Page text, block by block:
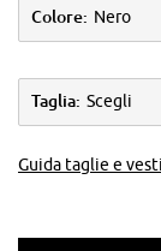
Colore: Nero
Taglia: Scegli
Guida taglie e